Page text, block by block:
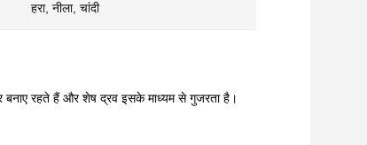
हरा, नीला, चांदी
बनाए रहते हैं और शेष द्रव इसके माध्यम से गुजरता है।